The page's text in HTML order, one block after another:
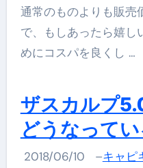
通常のものよりも販売
で、もしあったら嬉し
めにコスパを良くし …
ザスカルプ
どうなって
2018/06/10 –キャピ